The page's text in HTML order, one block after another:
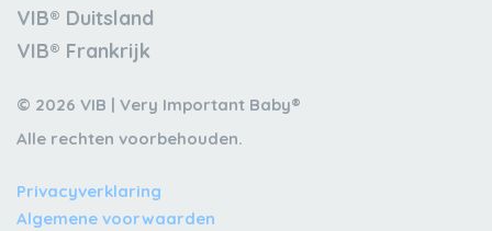
VIB® Duitsland
VIB® Frankrijk
© 2026 VIB | Very Important Baby®
Alle rechten voorbehouden.
Privacyverklaring
Algemene voorwaarden